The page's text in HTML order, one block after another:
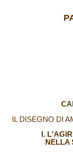
IL DISEGNO DI
I.
NELLA